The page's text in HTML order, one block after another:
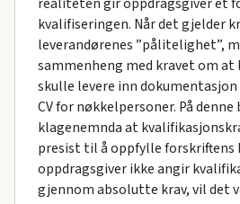
kvalifiseringen. Når det gjelder
leverandørenes ”pålitelighet”,
sammenheng med kravet om at
skulle levere inn
CV for nøkkelpersoner. På
klagenemnda at
presist til å oppfylle forskriftens
oppdragsgiver ikke angir
gjennom absolutte krav, vil det